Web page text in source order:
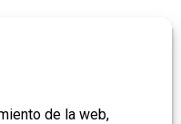
de la web,